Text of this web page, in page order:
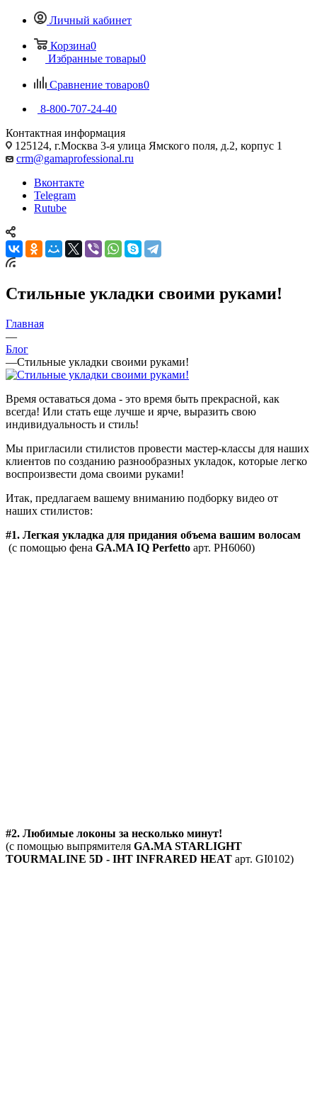
Личный кабинет
Корзина0
Избранные товары0
Сравнение товаров0
8-800-707-24-40
Контактная информация
125124, г.Москва 3-я улица Ямского поля, д.2, корпус 1
crm@gamaprofessional.ru
Вконтакте
Telegram
Rutube
Стильные укладки своими руками!
Главная
—
Блог
—Стильные укладки своими руками!
Время оставаться дома - это время быть прекрасной, как
всегда! Или стать еще лучше и ярче, выразить свою
индивидуальность и стиль!
Мы пригласили стилистов провести мастер-классы для наших
клиентов по созданию разнообразных укладок, которые легко
воспроизвести дома своими руками!
Итак, предлагаем вашему вниманию подборку видео от
наших стилистов:
#1. Легкая укладка для придания объема вашим волосам
(с помощью фена GA.MA IQ Perfetto арт. PH6060)
#2. Любимые локоны за несколько минут!
(с помощью выпрямителя GA.MA STARLIGHT
TOURMALINE 5D - IHT INFRARED HEAT арт. GI0102)